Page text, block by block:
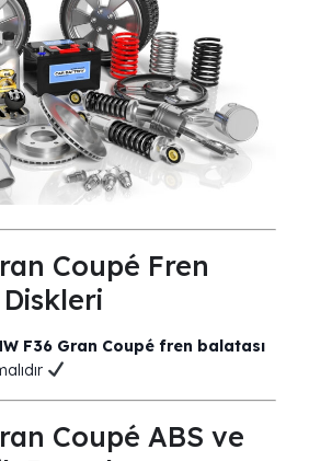
Coupé Fren
F36 Gran Coupé fren balatası
Coupé ABS ve